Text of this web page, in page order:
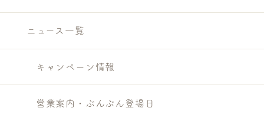
ニュース一覧
キャンペーン情報
営業案内・ぶんぶん登場日